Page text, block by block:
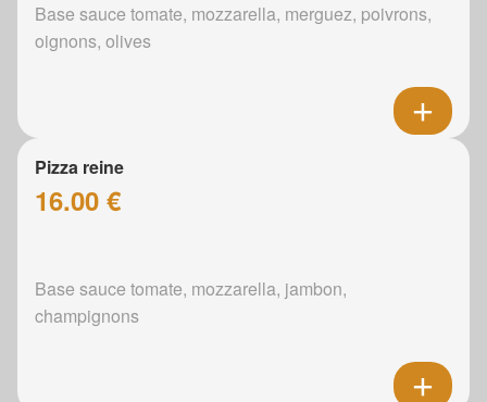
Base sauce tomate, mozzarella, merguez, poivrons,
oignons, olives
Pizza reine
16.00 €
Base sauce tomate, mozzarella, jambon,
champignons